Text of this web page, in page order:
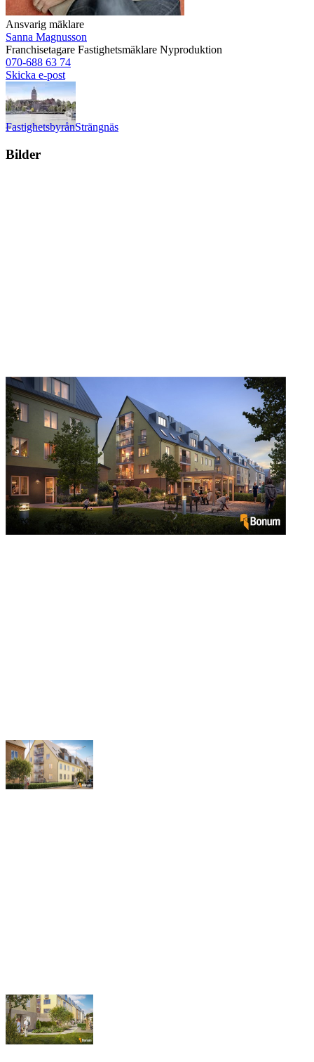
Ansvarig mäklare
Sanna Magnusson
Franchisetagare Fastighetsmäklare Nyproduktion
070-688 63 74
Skicka e-post
FastighetsbyrånSträngnäs
Bilder